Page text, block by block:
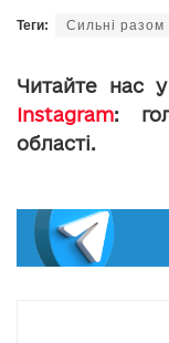
Теги: Сильні разом
Читайте нас у
Instagram:
області.